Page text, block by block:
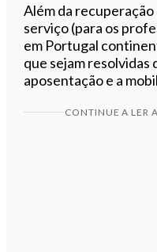
Além da
serviço (para os
em Portugal
que sejam resolvidas
aposentação e a
CONTINUE A LER